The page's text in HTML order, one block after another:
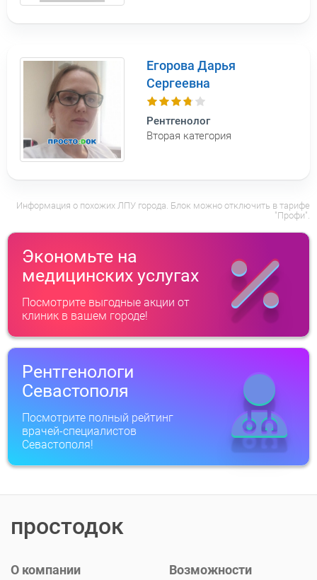
Егорова Дарья
Сергеевна
Рентгенолог
Вторая категория
Информация о похожих ЛПУ города. Блок можно отключить в тарифе
"Профи".
Экономьте на
медицинских услугах
Посмотрите выгодные акции от
клиник в вашем городе!
Рентгенологи
Севастополя
Посмотрите полный рейтинг
врачей-специалистов
Севастополя!
простодок
О компании
Возможности